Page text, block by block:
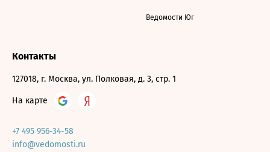
Ведомости Юг
Контакты
127018, г. Москва, ул. Полковая, д. 3, стр. 1
На карте
+7 495 956-34-58
info@vedomosti.ru